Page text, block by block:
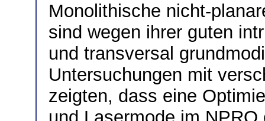
Monolithische nicht-
sind wegen ihrer guten
und transversal
Untersuchungen mit
zeigten, dass eine